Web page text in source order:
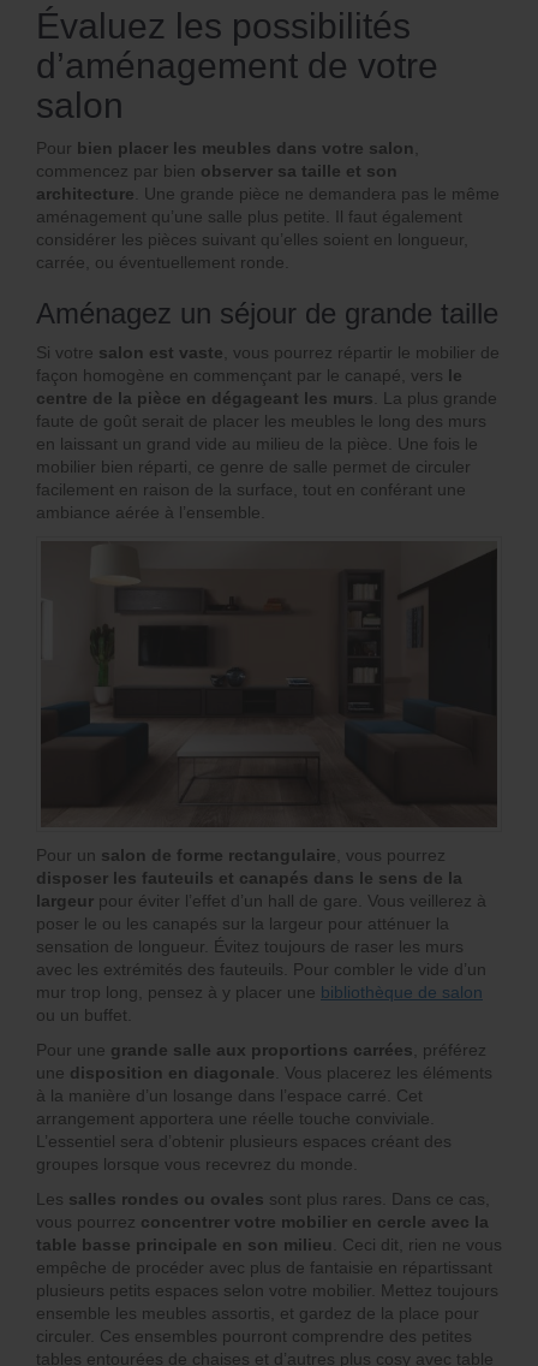
Évaluez les possibilités
d’aménagement de votre
salon
Pour bien placer les meubles dans votre salon
commencez par bien observer sa taille et son
architecture . Une grande pièce ne demandera pas le même
aménagement qu’une salle plus petite. Il faut également
considérer les pièces suivant qu’elles soient en longueur,
carrée, ou éventuellement ronde.
Aménagez un séjour de grande taille
Si votre salon est vaste , vous pourrez répartir le mobilier de
façon homogène en commençant par le canapé, vers le
centre de la pièce en dégageant les murs . La plus grande
faute de goût serait de placer les meubles le long des murs
en laissant un grand vide au milieu de la pièce. Une fois le
mobilier bien réparti, ce genre de salle permet de circuler
facilement en raison de la surface, tout en conférant une
ambiance aérée à l’ensemble.
Pour un salon de forme rectangulaire , vous pourrez
disposer les fauteuils et canapés dans le sens de la
largeur pour éviter l’effet d’un hall de gare. Vous veillerez à
poser le ou les canapés sur la largeur pour atténuer la
sensation de longueur. Évitez toujours de raser les murs
avec les extrémités des fauteuils. Pour combler le vide d’un
mur trop long, pensez à y placer une bibliothèque de salon
ou un buffet.
Pour une grande salle aux proportions carrées , préférez
une disposition en diagonale . Vous placerez les éléments
à la manière d’un losange dans l’espace carré. Cet
arrangement apportera une réelle touche conviviale.
L’essentiel sera d’obtenir plusieurs espaces créant des
groupes lorsque vous recevrez du monde.
Les salles rondes ou ovales sont plus rares. Dans ce cas,
vous pourrez concentrer votre mobilier en cercle avec la
table basse principale en son milieu
. Ceci dit, rien ne vous
empêche de procéder avec plus de fantaisie en répartissant
plusieurs petits espaces selon votre mobilier. Mettez toujours
ensemble les meubles assortis, et gardez de la place pour
circuler. Ces ensembles pourront comprendre des petites
tables entourées de chaises et d’autres plus cosy avec table